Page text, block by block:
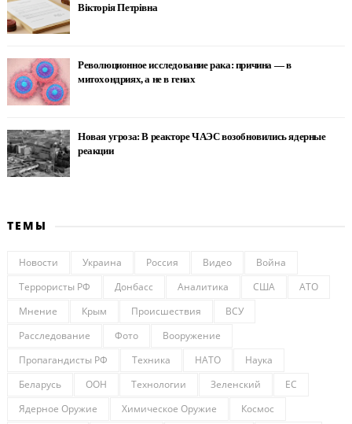
Вікторія Петрівна
Революционное исследование рака: причина — в
митохондриях, а не в генах
Новая угроза: В реакторе ЧАЭС возобновились ядерные
реакции
ТЕМЫ
Новости Украина Россия Видео
Война
Террористы РФ
Донбасс Аналитика США
АТО
Мнение
Крым Происшествия
ВСУ
Расследование
Фото
Вооружение
Пропагандисты РФ
Техника НАТО
Наука
Беларусь
ООН Технологии Зеленский
ЕС
Ядерное Оружие
Химическое Оружие Космос